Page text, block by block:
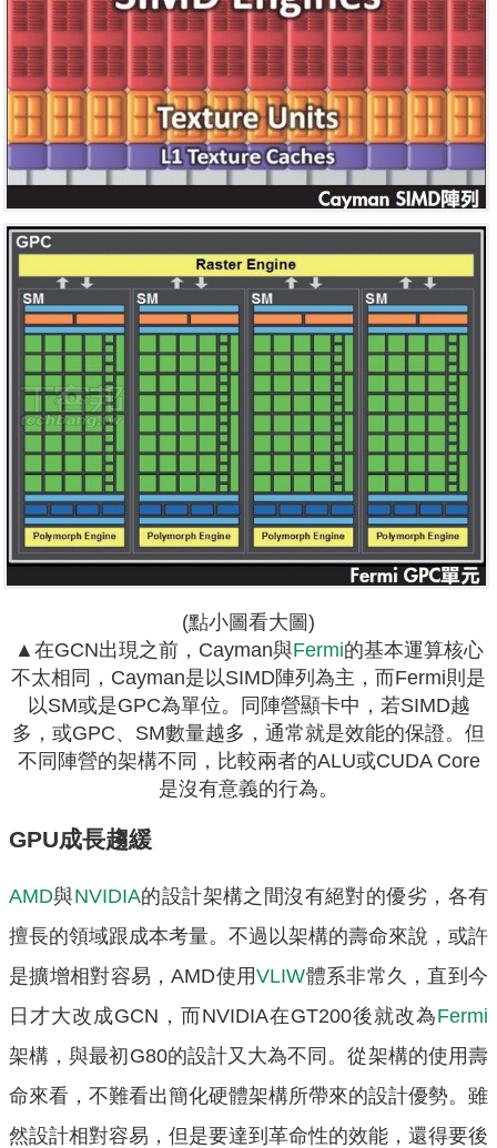
(點小圖看大圖)
▲在GCN出現之前，Cayman與Fermi的基本運算核心
不太相同，Cayman是以SIMD陣列為主，而Fermi則是
以SM或是GPC為單位。同陣營顯卡中，若SIMD越
多，或GPC、SM數量越多，通常就是效能的保證。但
不同陣營的架構不同，比較兩者的ALU或CUDA Core
是沒有意義的行為。
GPU成長趨緩
AMD與NVIDIA的設計架構之間沒有絕對的優劣，各有
擅長的領域跟成本考量。不過以架構的壽命來說，或許
是擴增相對容易，AMD使用VLIW體系非常久，直到今
日才大改成GCN，而NVIDIA在GT200後就改為Fermi
架構，與最初G80的設計又大為不同。從架構的使用壽
命來看，不難看出簡化硬體架構所帶來的設計優勢。雖
然設計相對容易，但是要達到革命性的效能，還得要後